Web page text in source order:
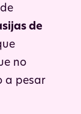
de
no
a pesar